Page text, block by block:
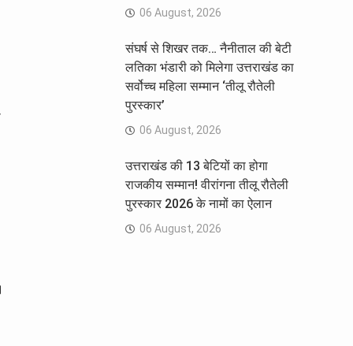
06 August, 2026
संघर्ष से शिखर तक… नैनीताल की बेटी
लतिका भंडारी को मिलेगा उत्तराखंड का
सर्वोच्च महिला सम्मान ‘तीलू रौतेली
पुरस्कार’
06 August, 2026
उत्तराखंड की 13 बेटियों का होगा
राजकीय सम्मान! वीरांगना तीलू रौतेली
पुरस्कार 2026 के नामों का ऐलान
06 August, 2026